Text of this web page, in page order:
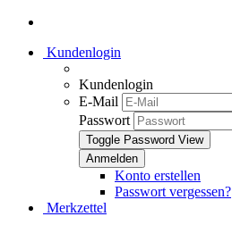
Kundenlogin
Kundenlogin
E-Mail
Passwort
Toggle Password View
Konto erstellen
Passwort vergessen?
Merkzettel